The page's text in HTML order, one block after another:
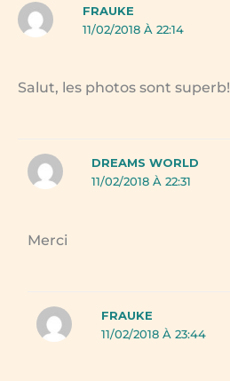
FRAUKE
11/02/2018 À 22:14
Salut, les photos sont superb!
DREAMS WORLD
11/02/2018 À 22:31
Merci
FRAUKE
11/02/2018 À 23:44